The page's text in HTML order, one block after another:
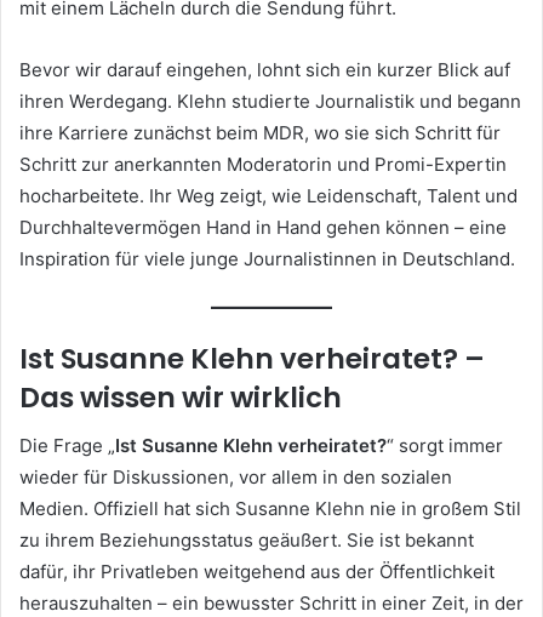
mit einem Lächeln durch die Sendung führt.
Bevor wir darauf eingehen, lohnt sich ein kurzer Blick auf
ihren Werdegang. Klehn studierte Journalistik und begann
ihre Karriere zunächst beim MDR, wo sie sich Schritt für
Schritt zur anerkannten Moderatorin und Promi-Expertin
hocharbeitete. Ihr Weg zeigt, wie Leidenschaft, Talent und
Durchhaltevermögen Hand in Hand gehen können – eine
Inspiration für viele junge Journalistinnen in Deutschland.
Ist Susanne Klehn verheiratet? –
Das wissen wir wirklich
Die Frage „Ist Susanne Klehn verheiratet?“ sorgt immer
wieder für Diskussionen, vor allem in den sozialen
Medien. Offiziell hat sich Susanne Klehn nie in großem Stil
zu ihrem Beziehungsstatus geäußert. Sie ist bekannt
dafür, ihr Privatleben weitgehend aus der Öffentlichkeit
herauszuhalten – ein bewusster Schritt in einer Zeit, in der